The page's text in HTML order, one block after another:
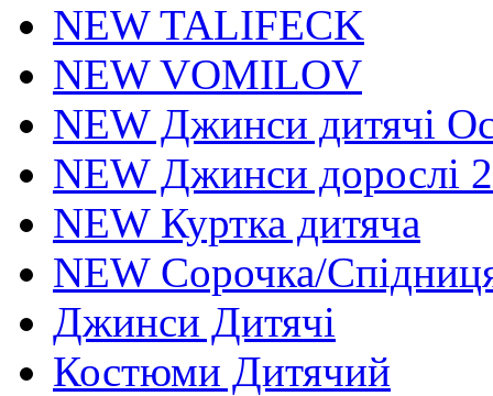
NEW TALIFECK
NEW VOMILOV
NEW Джинси дитячі
NEW Джинси дорослі
NEW Куртка дитяча
NEW Сорочка/
Джинси Дитячі
Костюми Дитячий